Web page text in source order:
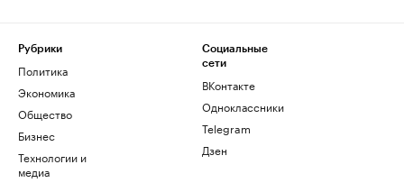
Рубрики
Политика
Экономика
Общество
Бизнес
Технологии и
медиа
Социальные
сети
ВКонтакте
Одноклассники
Telegram
Дзен